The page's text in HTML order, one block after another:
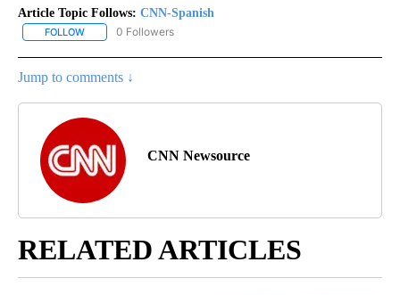
Article Topic Follows: CNN-Spanish
FOLLOW FOLLOW "CNN-SPANISH" TO RECEIVE NOTIFICATIONS ABOUT
0 Followers
Jump to comments ↓
CNN Newsource
RELATED ARTICLES